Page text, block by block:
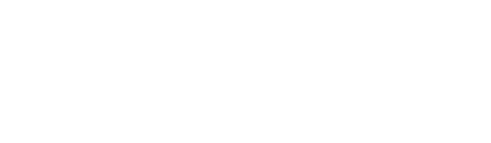
Régional de